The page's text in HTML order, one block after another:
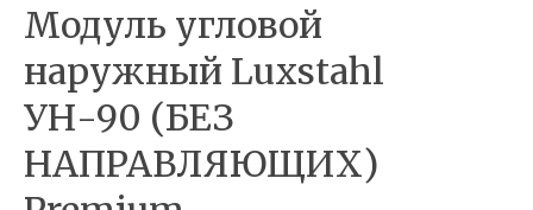
Модуль угловой
наружный Luxstahl
УН-90 (БЕЗ
НАПРАВЛЯЮЩИХ)